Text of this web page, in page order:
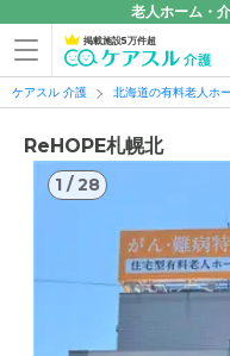
老人ホーム・
掲載施設5万件超
ケアスル 介護 北海道の有料老人ホ
ReHOPE札幌北
1 /28